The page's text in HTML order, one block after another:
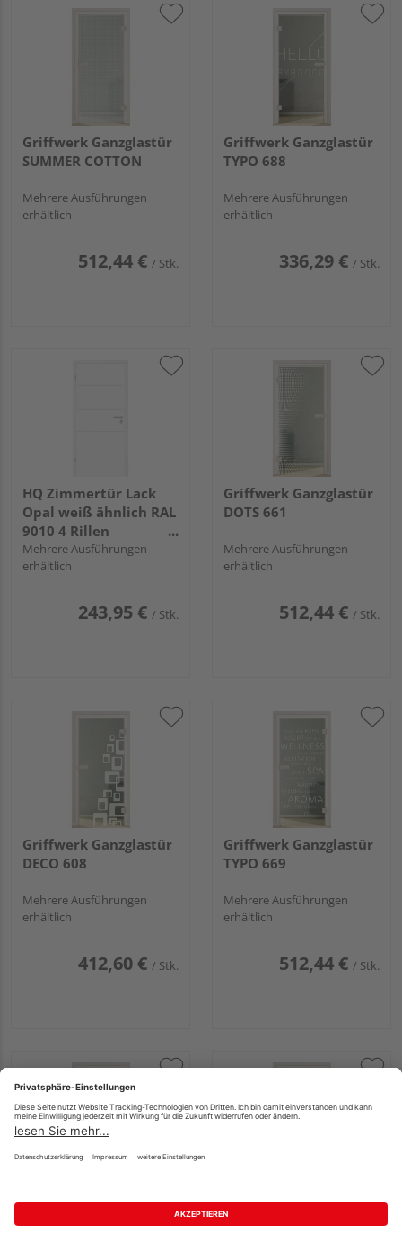
Griffwerk Ganzglastür
SUMMER COTTON
Mehrere Ausführungen
erhältlich
512,44 € / Stk.
Griffwerk Ganzglastür
TYPO 688
Mehrere Ausführungen
erhältlich
336,29 € / Stk.
HQ Zimmertür Lack
Opal weiß ähnlich RAL
9010 4 Rillen
Röhrenspan KK1
Mehrere Ausführungen
erhältlich
243,95 € / Stk.
Griffwerk Ganzglastür
DOTS 661
Mehrere Ausführungen
erhältlich
512,44 € / Stk.
Griffwerk Ganzglastür
DECO 608
Mehrere Ausführungen
erhältlich
412,60 € / Stk.
Griffwerk Ganzglastür
TYPO 669
Mehrere Ausführungen
erhältlich
512,44 € / Stk.
DECO 583